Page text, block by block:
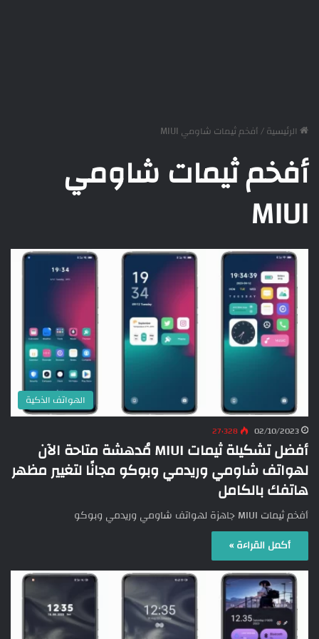
الرئيسية/أفخم ثيمات شاومي MIUI
أفخم ثيمات شاومي
MIUI
الهواتف الذكية
02/10/2023 27٬328
أفضل تشكيلة ثيمات MIUI مُدهشة متاحة الآن
لهواتف شاومي وريدمي وبوكو مجانًا لتغيير مظهر
هاتفك بالكامل
أفخم ثيمات MIUI جاهزة لهواتف شاومي وريدمي وبوكو
أكمل القراءة »